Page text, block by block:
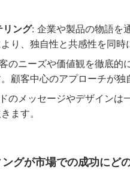
リング: 企業や製品の物語を
り、独自性と共感性を同時
のニーズや価値観を徹底的
顧客中心のアプローチが独
のメッセージやデザインは
ます。
グが市場での成功にど